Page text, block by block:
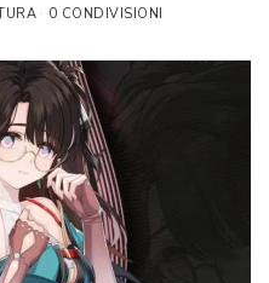
0 CONDIVISIONI